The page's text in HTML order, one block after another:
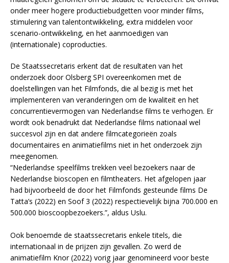
onder meer hogere productiebudgetten voor minder films,
stimulering van talentontwikkeling, extra middelen voor
scenario-ontwikkeling, en het aanmoedigen van
(internationale) coproducties.
De Staatssecretaris erkent dat de resultaten van het
onderzoek door Olsberg SPI overeenkomen met de
doelstellingen van het Filmfonds, die al bezig is met het
implementeren van veranderingen om de kwaliteit en het
concurrentievermogen van Nederlandse films te verhogen. Er
wordt ook benadrukt dat Nederlandse films nationaal wel
succesvol zijn en dat andere filmcategorieën zoals
documentaires en animatiefilms niet in het onderzoek zijn
meegenomen.
“Nederlandse speelfilms trekken veel bezoekers naar de
Nederlandse bioscopen en filmtheaters. Het afgelopen jaar
had bijvoorbeeld de door het Filmfonds gesteunde films De
Tatta’s (2022) en Soof 3 (2022) respectievelijk bijna 700.000 en
500.000 bioscoopbezoekers.”, aldus Uslu.
Ook benoemde de staatssecretaris enkele titels, die
internationaal in de prijzen zijn gevallen. Zo werd de
animatiefilm Knor (2022) vorig jaar genomineerd voor beste